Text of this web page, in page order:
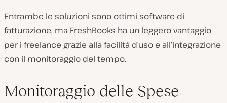
Entrambe le soluzioni sono ottimi software di
fatturazione, ma FreshBooks ha un leggero vantaggio
per i freelance grazie alla facilità d’uso e all’integrazione
con il monitoraggio del tempo.
Monitoraggio delle Spese